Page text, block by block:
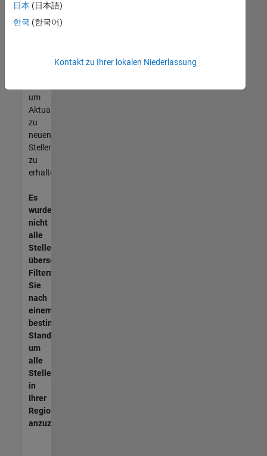
entsprechen,
werden
unseres
um
Aktualisierungen
zu
neuen
Stellenangeboten
zu
erhalten.
Es
wurden
nicht
alle
Stellen
übersetzt.
Filtern
Sie
nach
einem
bestimmten
Standort,
um
alle
Stellenangebote
in
Ihrer
Region
anzuzeigen.
日本 (日本語)
한국 (한국어)
Kontakt zu Ihrer lokalen Niederlassung